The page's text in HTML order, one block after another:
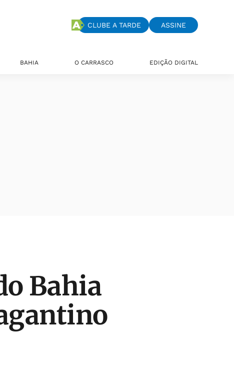
CLUBE A TARDE ASSINE
BAHIA O CARRASCO EDIÇÃO DIGITAL
Bahia